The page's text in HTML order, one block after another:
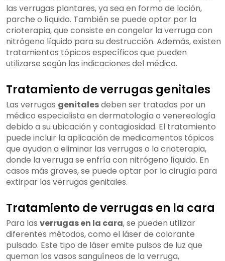
las verrugas plantares, ya sea en forma de loción,
parche o líquido. También se puede optar por la
crioterapia, que consiste en congelar la verruga con
nitrógeno líquido para su destrucción. Además, existen
tratamientos tópicos específicos que pueden
utilizarse según las indicaciones del médico.
Tratamiento de verrugas genitales
Las verrugas genitalesdeben ser tratadas por un
médico especialista en dermatología o venereología
debido a su ubicación y contagiosidad. El tratamiento
puede incluir la aplicación de medicamentos tópicos
que ayudan a eliminar las verrugas o la crioterapia,
donde la verruga se enfría con nitrógeno líquido. En
casos más graves, se puede optar por la cirugía para
extirpar las verrugas genitales.
Tratamiento de verrugas en la cara
Para las verrugas en la cara, se pueden utilizar
diferentes métodos, como el láser de colorante
pulsado. Este tipo de láser emite pulsos de luz que
queman los vasos sanguíneos de la verruga,